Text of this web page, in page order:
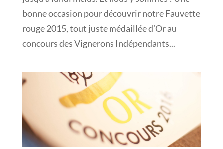
bonne occasion pour découvrir notre Fauvette
rouge 2015, tout juste médaillée d’Or au
concours des Vignerons Indépendants...